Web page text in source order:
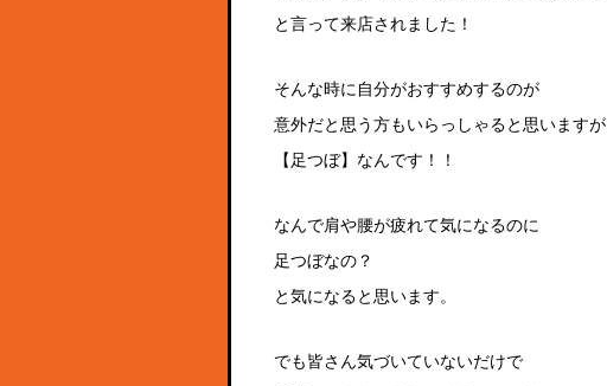
と言って来店されました！
そんな時に自分がおすすめするのが
意外だと思う方もいらっしゃると思いますが
【足つぼ】なんです！！
なんで肩や腰が疲れて気になるのに
足つぼなの？
と気になると思います。
でも皆さん気づいていないだけで